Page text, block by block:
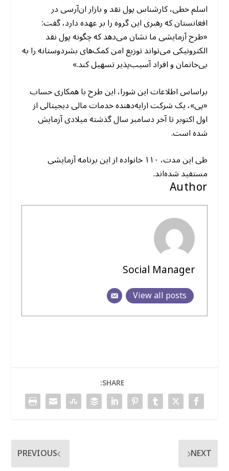
اسلم خطی، کارشناس پول نقد و بازار ان‌آر‌سی در
افغانستان که رهبری این گروه را بر عهده دارد، گفت:
«طرح آزمایشی ما نشان می‌دهد که چگونه پول نقد
الکترونیکی می‌تواند توزیع امن کمک‌های بشردوستانه را به
بی‌خانمان و افراد آسیب‌پذیر تسهیل کند.»
براساس اطلاعات این شورا، این طرح با همکاری حساب
«پی»، یک شرکت ارایه‌دهنده خدمات مالی دیجیتالی از
اول اکتوبر تا آخر دسامبر سال گذشته میلادی آزمایش
شده است.
طی این مدت، ۱۱۰ خانواده از این برنامه آزمایشی
مستفید شده‌اند.
Author
Social Manager
View all posts
SHARE:
PREVIOUS
NEXT